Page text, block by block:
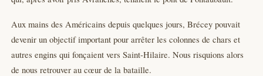
Aux mains des Américains depuis quelques jours, Brécey pouvait
devenir un objectif important pour arrêter les colonnes de chars et
autres engins qui fonçaient vers Saint-Hilaire. Nous risquions alors
de nous retrouver au cœur de la bataille.